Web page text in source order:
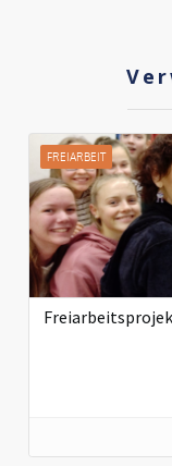
FREIARBEIT